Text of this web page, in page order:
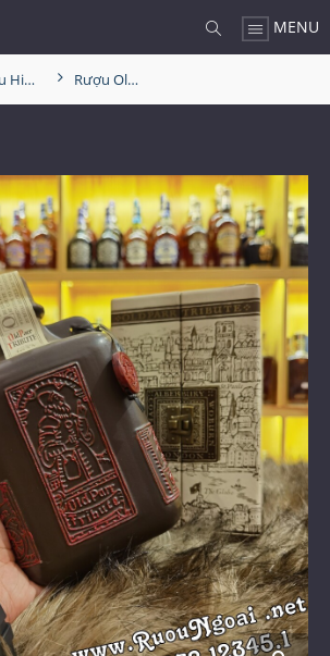
MENU
Rượu Hiếm - Cũ Rượu Old Parr Tribute 1970